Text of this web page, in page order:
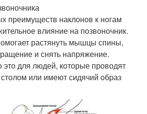
преимуществ наклонов к ногам
влияние на позвоночник.
растянуть мышцы спины,
и снять напряжение.
для людей, которые проводят
или имеют сидячий образ